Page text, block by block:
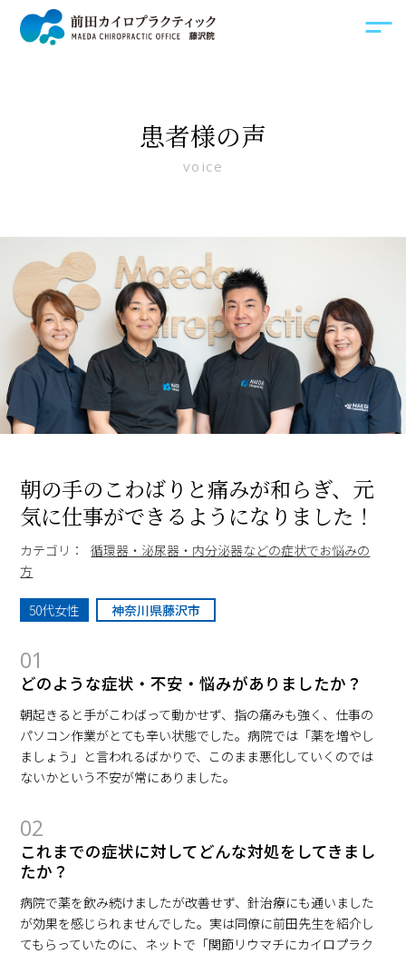
患者様の声
voice
朝の手のこわばりと痛みが和らぎ、元
気に仕事ができるようになりました！
カテゴリ：
循環器・泌尿器・内分泌器などの症状でお悩みの
方
50代女性 神奈川県藤沢市
01
どのような症状・不安・悩みがありましたか？
朝起きると手がこわばって動かせず、指の痛みも強く、仕事の
パソコン作業がとても辛い状態でした。病院では「薬を増やし
ましょう」と言われるばかりで、このまま悪化していくのでは
ないかという不安が常にありました。
02
これまでの症状に対してどんな対処をしてきまし
たか？
病院で薬を飲み続けましたが改善せず、針治療にも通いました
が効果を感じられませんでした。実は同僚に前田先生を紹介し
てもらっていたのに、ネットで「関節リウマチにカイロプラク